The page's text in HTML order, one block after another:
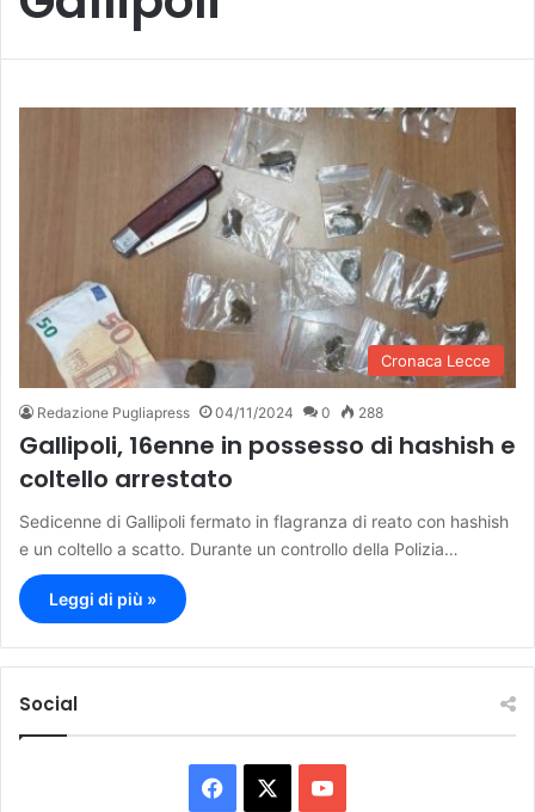
Cronaca Lecce
Redazione Pugliapress 04/11/2024 0 288
Gallipoli, 16enne in possesso di hashish e
coltello arrestato
Sedicenne di Gallipoli fermato in flagranza di reato con hashish
e un coltello a scatto. Durante un controllo della Polizia…
Leggi di più »
Social